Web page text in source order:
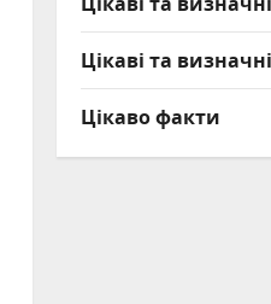
Цікаві та
Цікаво факти